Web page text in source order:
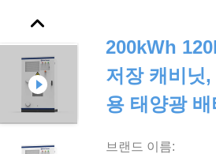
200kWh
저장 캐비닛
용 태양광
브랜드 이름: